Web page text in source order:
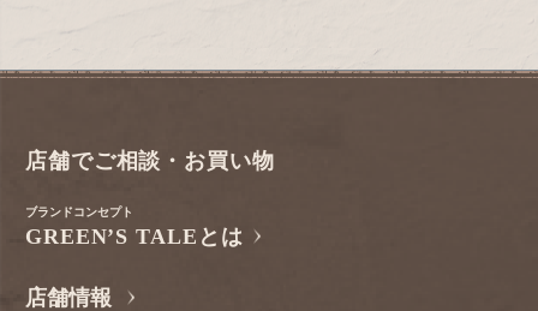
店舗でご相談・お買い物
ブランドコンセプト
GREEN’S TALEとは
店舗情報